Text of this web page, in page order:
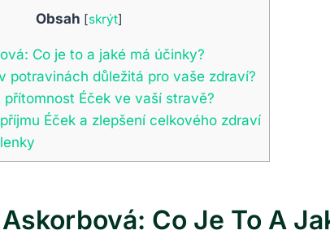
Obsah [skrýt]
Co je to a jaké má účinky?
potravinách důležitá pro vaše zdraví?
Éček ve vaší stravě?
Éček a zlepšení celkového zdraví
Co Je To A